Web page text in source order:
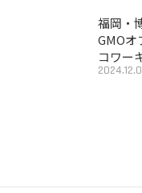
福岡・
GMO
コワー